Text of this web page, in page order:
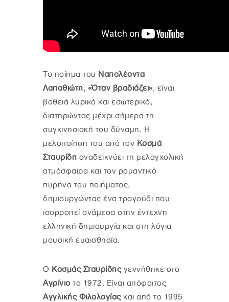
Το ποίημα του Ναπολέοντα
Λαπαθιώτη, «Όταν βραδιάζει», είναι
βαθειά λυρικό και εσωτερικό,
διατηρώντας μέχρι σήμερα τη
συγκινησιακή του δύναμη. Η
μελοποίηση του από τον Κοσμά
Σταυρίδη αναδεικνύει τη μελαγχολική
ατμόσφαιρα και τον ρομαντικό
πυρήνα του ποιήματος,
δημιουργώντας ένα τραγούδι που
ισορροπεί ανάμεσα στην έντεχνη
ελληνική δημιουργία και στη λόγια
μουσική ευαισθησία.
Ο Κοσμάς Σταυρίδης γεννήθηκε στο
Αγρίνιο το 1972. Είναι απόφοιτος
Αγγλικής Φιλολογίας και από το 1995